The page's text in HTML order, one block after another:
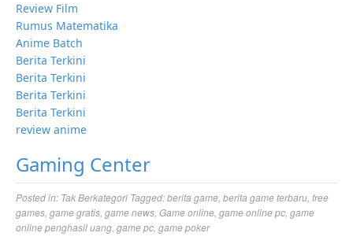
Review Film
Rumus Matematika
Anime Batch
Berita Terkini
Berita Terkini
Berita Terkini
Berita Terkini
review anime
Gaming Center
Posted in: Tak Berkategori Tagged:berita game berita game terbaru free
games game gratis game news Game online game online pc game
online penghasil uang game pc game poker